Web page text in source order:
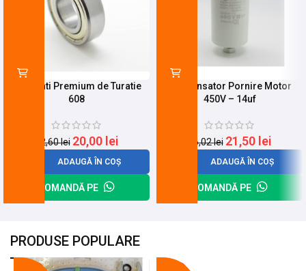
Rulmenti Premium de Turatie
608
22,60lei 20,00 lei
ADAUGĂ ÎN COȘ
COMANDĂ PE
Condensator Pornire Motor
450V – 14uf
26,02lei 21,50 lei
ADAUGĂ ÎN COȘ
COMANDĂ PE
PRODUSE POPULARE